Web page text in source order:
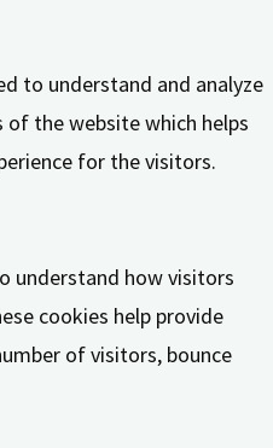
to understand and analyze
the website which helps
for the visitors.
understand how visitors
cookies help provide
of visitors, bounce